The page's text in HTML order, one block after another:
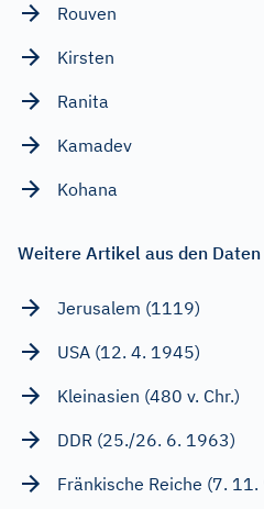
Rouven
Kirsten
Ranita
Kamadev
Kohana
Weitere Artikel aus den
Jerusalem (1119)
USA (12. 4. 1945)
Kleinasien (480 v. Chr.)
DDR (25./26. 6. 1963)
Fränkische Reiche (7.